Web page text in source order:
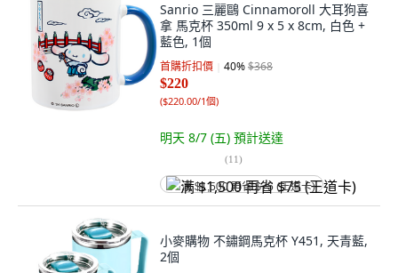
Sanrio 三麗鷗 Cinnamoroll 大耳狗喜
拿 馬克杯 350ml 9 x 5 x 8cm, 白色 +
藍色, 1個
首購折扣價 40%$368
$220
($220.00/1個)
明天 8/7 (五) 預計送達
(11)
满 $1,500 再省 $75 (王道卡)
小麥購物 不鏽鋼馬克杯 Y451, 天青藍,
2個